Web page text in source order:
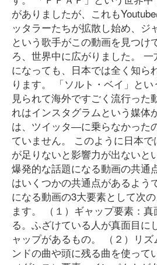
がありましたが、これも
ッタラーたちが拡散し始め、ジ
という歌手がこの動画を見つけ
ろ、世界中に広がりました。
になっても、日本では全く知ら
ります。 「ソルト・ベイ」と
見られて海外ですごく流行った
れはインスタグラムという媒体
は、ツイッタ―に乗らなかった
ていません。 このように日本
が足りないと影響力が出ない
爆発的な話題になる動画の共通
はいくつかの共通点があるよう
になる動画の3大要素として次
ます。 （１）ギャップ要素：
る。ふざけている人が真面目に
ャップがあるもの。 （２）リ
ンドの曲や頭に残る曲を使って